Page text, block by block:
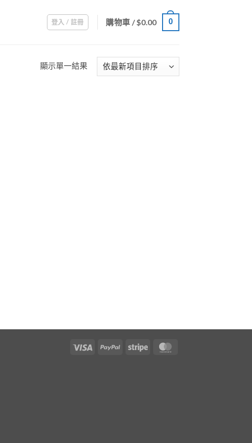
登入 / 註冊 購物車 /$0.00 0
顯示單一結果
Visa PayPal Stripe